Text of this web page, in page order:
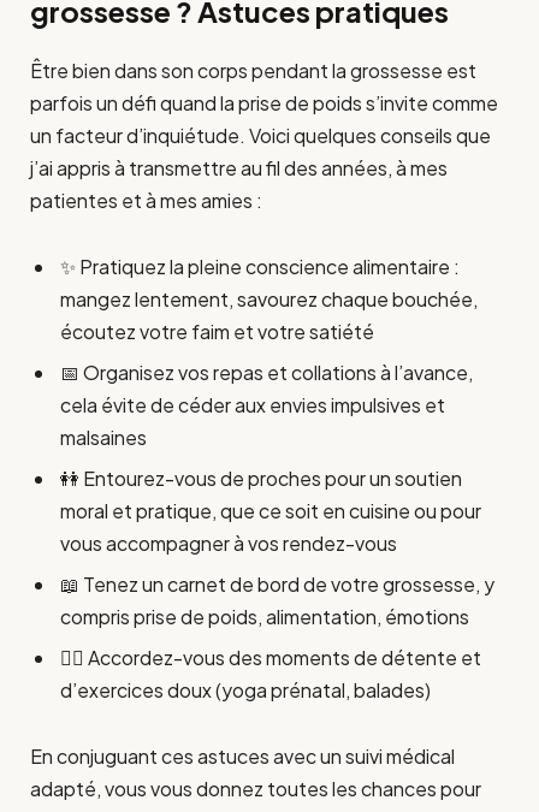
grossesse ? Astuces pratiques
Être bien dans son corps pendant la grossesse est
parfois un défi quand la prise de poids s’invite comme
un facteur d’inquiétude. Voici quelques conseils que
j’ai appris à transmettre au fil des années, à mes
patientes et à mes amies :
✨ Pratiquez la pleine conscience alimentaire :
mangez lentement, savourez chaque bouchée,
écoutez votre faim et votre satiété
📅 Organisez vos repas et collations à l’avance,
cela évite de céder aux envies impulsives et
malsaines
👭 Entourez-vous de proches pour un soutien
moral et pratique, que ce soit en cuisine ou pour
vous accompagner à vos rendez-vous
📖 Tenez un carnet de bord de votre grossesse, y
compris prise de poids, alimentation, émotions
🧘‍♀️ Accordez-vous des moments de détente et
d’exercices doux (yoga prénatal, balades)
En conjuguant ces astuces avec un suivi médical
adapté, vous vous donnez toutes les chances pour